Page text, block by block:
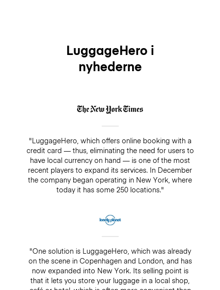
LuggageHero i
nyhederne
"LuggageHero, which offers online booking with a
credit card — thus, eliminating the need for users to
have local currency on hand — is one of the most
recent players to expand its services. In December
the company began operating in New York, where
today it has some 250 locations."
"One solution is LuggageHero, which was already
on the scene in Copenhagen and London, and has
now expanded into New York. Its selling point is
that it lets you store your luggage in a local shop,